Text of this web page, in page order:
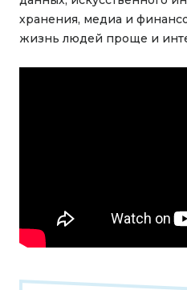
хранения, медиа и
жизнь людей проще и